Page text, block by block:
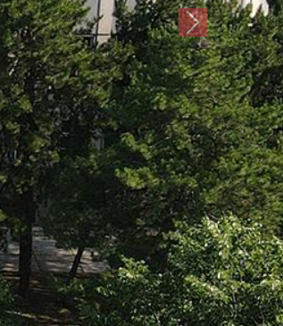
КОНКУРС ЗА УПИС НА КРАТКИ ПРОГРАМ
“Руковалац дивљим животињама у специфичним
Следећи